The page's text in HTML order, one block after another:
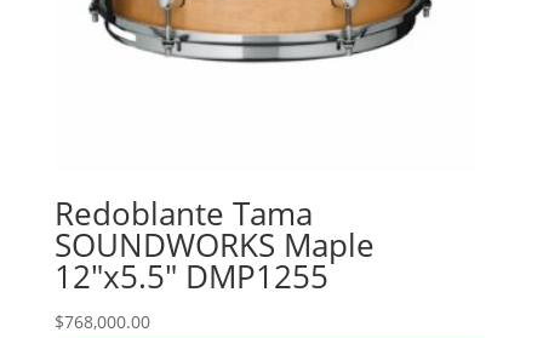
Redoblante Tama
SOUNDWORKS Maple
12″x5.5″ DMP1255
$768,000.00